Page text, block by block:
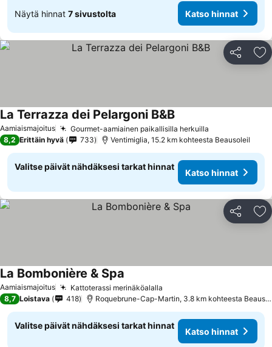
Näytä hinnat 7 sivustolta Katso hinnat
Jaa
Aamiaismajoitus Gourmet-aamiainen paikallisilla herkuilla
La Terrazza dei Pelargoni B&B
8,2 Erittäin hyvä 733 Ventimiglia, 15.2 km kohteesta Beausoleil
Valitse päivät nähdäksesi tarkat hinnat
Katso hinnat
Jaa
Aamiaismajoitus Kattoterassi merinäköalalla
La Bombonière & Spa
8,7 Loistava 418 Roquebrune-Cap-Martin, 3.8 km kohteesta Beausoleil
Valitse päivät nähdäksesi tarkat hinnat
Katso hinnat